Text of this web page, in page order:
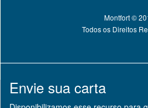
Montfort ©
Todos os Direitos
Envie sua carta